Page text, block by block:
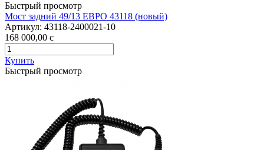
Быстрый просмотр
Мост задний 49/13 ЕВРО 43118 (новый)
Артикул: 43118-2400021-10
168 000,00 c
Купить
Быстрый просмотр